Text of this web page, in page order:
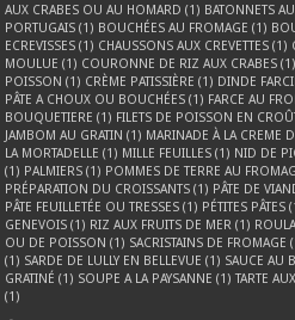
AUX CRABES OU AU HOMARD (1) BATONNETS
PORTUGAIS (1) BOUCHÉES AU FROMAGE (1)
ECREVISSES (1) CHAUSSONS AUX CREVETTES (1)
MOULUE (1) COURONNE DE RIZ AUX CRABES (1)
POISSON (1) CRÈME PATISSIÈRE (1) DINDE
PÂTE A CHOUX OU BOUCHÉES (1) FARCE AU
BOUQUETIERE (1) FILETS DE POISSON EN
JAMBOM AU GRATIN (1) MARINADE À LA CREME
LA MORTADELLE (1) MILLE FEUILLES (1) NID DE
(1) PALMIERS (1) POMMES DE TERRE AU
PRÉPARATION DU CROISSANTS (1) PÂTE DE
PÂTE FEUILLETÉE OU TRESSES (1) PÉTITES PÂTES
GENEVOIS (1) RIZ AUX FRUITS DE MER (1)
OU DE POISSON (1) SACRISTAINS DE FROMAGE
(1) SARDE DE LULLY EN BELLEVUE (1) SAUCE AU
GRATINÉ (1) SOUPE A LA PAYSANNE (1) TARTE
(1)